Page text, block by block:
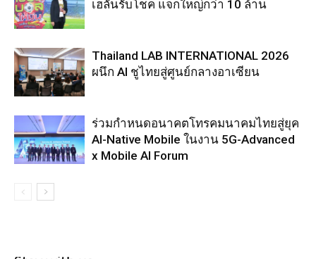
เฮลั่นรับโชค แจกใหญ่กว่า 10 ล้าน
Thailand LAB INTERNATIONAL 2026
ผนึก AI ชูไทยสู่ศูนย์กลางอาเซียน
ร่วมกำหนดอนาคตโทรคมนาคมไทยสู่ยุค
AI-Native Mobile ในงาน 5G-Advanced
x Mobile AI Forum